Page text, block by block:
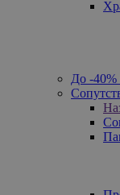
До -40%